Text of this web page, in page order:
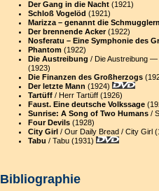
Der Gang in die Nacht (1921)
Schloß Vogelöd (1921)
Marizza – genannt die
Der brennende Acker(1922)
Nosferatu – Eine Symphonie des
Phantom (1922)
Die Austreibung / Die Austreibung
(1923)
Die Finanzen des Großherzogs
Der letzte Mann (1924)
Tartüff / Herr Tartüff (1926)
Faust. Eine deutsche Volkssage
Sunrise: A Song of Two Humans /
Four Devils (1928)
City Girl / Our Daily Bread / City Girl
Tabu / Tabu (1931)
Bibliographie